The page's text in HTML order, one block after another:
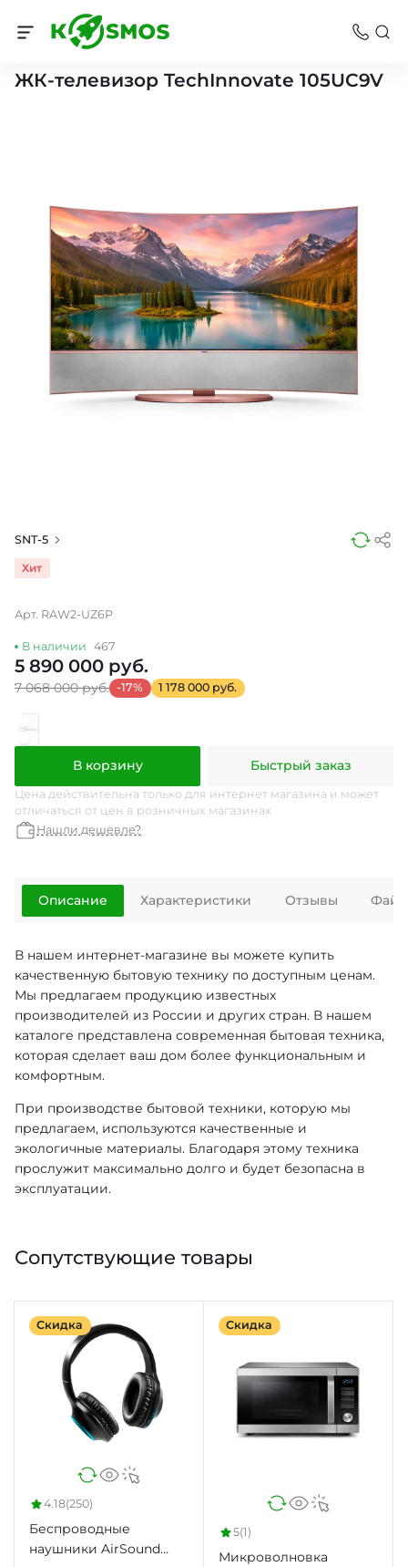
Телевизоры Челябинск
ЖК-телевизор TechInnovate 105UC9V
SNT-5
Хит
Арт. RAW2-UZ6P
В наличии 467
5 890 000 руб.
7 068 000 руб. -17% 1 178 000 руб.
В корзину Быстрый заказ
Цена действительна только для интернет магазина и может
отличаться от цен в розничных магазинах
Нашли дешевле?
Описание
В нашем интернет-магазине вы можете купить
качественную бытовую технику по доступным ценам.
Мы предлагаем продукцию известных
производителей из России и других стран. В нашем
каталоге представлена современная бытовая техника,
которая сделает ваш дом более функциональным и
комфортным.
При производстве бытовой техники, которую мы
предлагаем, используются качественные и
экологичные материалы. Благодаря этому техника
прослужит максимально долго и будет безопасна в
эксплуатации.
Характеристики Отзывы
Сопутствующие товары
Скидка
4.18(250)
Беспроводные
наушники AirSound
Скидка
5(1)
Микроволновка